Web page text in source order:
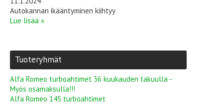
Autokannan ikääntyminen kiihtyy
Lue lisää »
Tuoteryhmät
Alfa Romeo turboahtimet 36 kuukauden takuulla -
Myös osamaksulla!!!
Alfa Romeo 145 turboahtimet